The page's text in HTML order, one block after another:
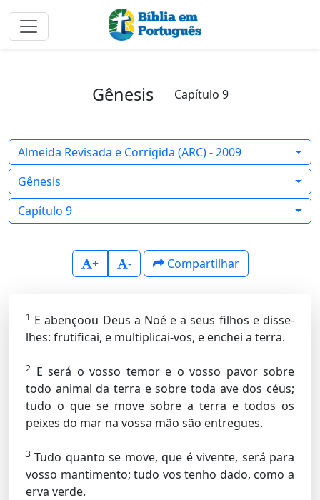
Gênesis Capítulo 9
Almeida Revisada e Corrigida (ARC) - 2009
Gênesis
Capítulo 9
+ - Compartilhar
1 E abençoou Deus a Noé e a seus filhos e disse-
lhes: frutificai, e multiplicai-vos, e enchei a terra.
2 E será o vosso temor e o vosso pavor sobre
todo animal da terra e sobre toda ave dos céus;
tudo o que se move sobre a terra e todos os
peixes do mar na vossa mão são entregues.
3 Tudo quanto se move, que é vivente, será para
vosso mantimento; tudo vos tenho dado, como a
erva verde.